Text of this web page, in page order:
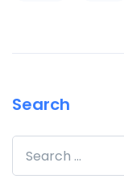
Search
Search for: